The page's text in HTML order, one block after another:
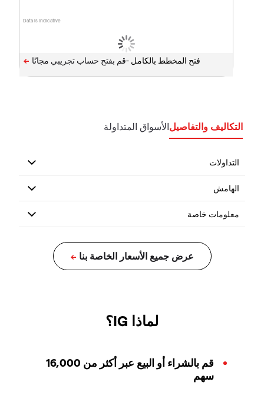
Data is indicative
فتح المخطط بالكامل -
التكاليف والتفاصيلالأسواق المتداولة
لماذا IG؟
قم بالشراء أو البيع عبر أكثر من 16,000
سهم